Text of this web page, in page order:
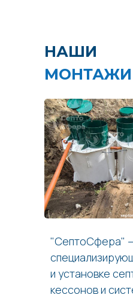
НАШИ
МОНТАЖИ
"СептоСфера"
и установке
кессонов и